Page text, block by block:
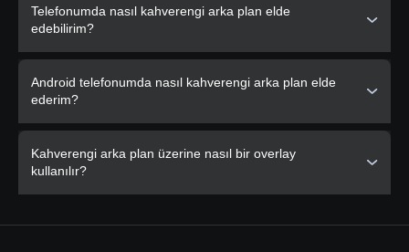
tonuna ücretsiz ve pratik bir şekilde değiştirme seçeneği
sunar.
Telefonumda nasıl kahverengi arka plan elde
edebilirim?
telefonunuzda kolayca kahverengi arka plan elde edin.
Android telefonumda nasıl kahverengi arka plan elde
ederim?
çarpıcı bir kahverengi arka plan vermek için basit adımları
izleyin.
Kahverengi arka plan üzerine nasıl bir overlay
kullanılır?